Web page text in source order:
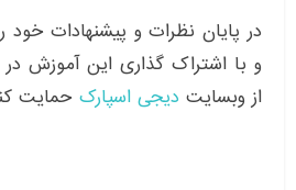
در پایان نظرات و پیشنهادات خود
و با اشتراک گذاری این آموزش
از وبسایت دیجی اسپارک حمایت